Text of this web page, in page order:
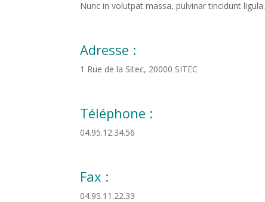
Nunc in volutpat massa, pulvinar tincidunt ligula.
Adresse :
1 Rue de la Sitec, 20000 SITEC
Téléphone :
04.95.12.34.56
Fax :
04.95.11.22.33